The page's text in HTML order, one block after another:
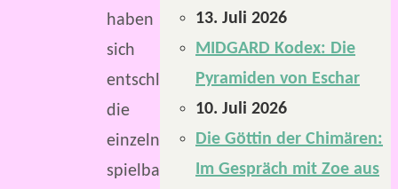
haben
sich
entschlossen,
die
einzelnen
spielbaren
13. Juli 2026
MIDGARD Kodex: Die
Pyramiden von Eschar
10. Juli 2026
Die Göttin der Chimären:
Im Gespräch mit Zoe aus